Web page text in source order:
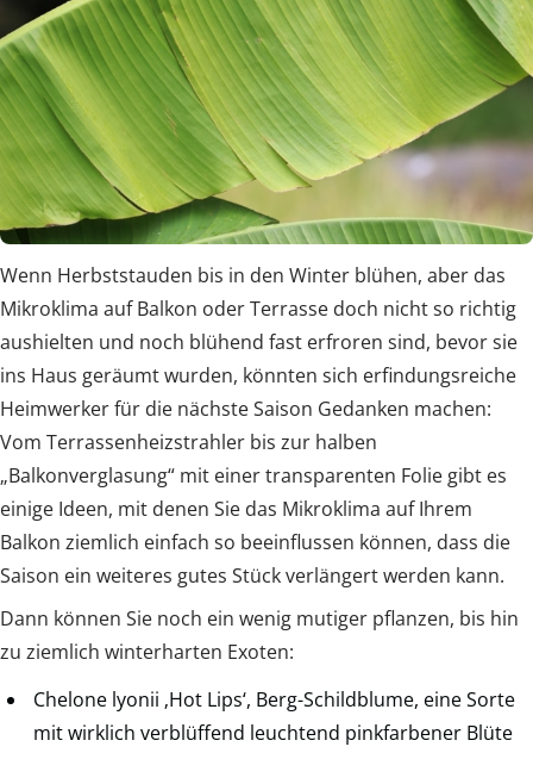
Wenn Herbststauden bis in den Winter blühen, aber das
Mikroklima auf Balkon oder Terrasse doch nicht so richtig
aushielten und noch blühend fast erfroren sind, bevor sie
ins Haus geräumt wurden, könnten sich erfindungsreiche
Heimwerker für die nächste Saison Gedanken machen:
Vom Terrassenheizstrahler bis zur halben
„Balkonverglasung“ mit einer transparenten Folie gibt es
einige Ideen, mit denen Sie das Mikroklima auf Ihrem
Balkon ziemlich einfach so beeinflussen können, dass die
Saison ein weiteres gutes Stück verlängert werden kann.
Dann können Sie noch ein wenig mutiger pflanzen, bis hin
zu ziemlich winterharten Exoten:
Chelone lyonii ‚Hot Lips‘, Berg-Schildblume, eine Sorte
mit wirklich verblüffend leuchtend pinkfarbener Blüte